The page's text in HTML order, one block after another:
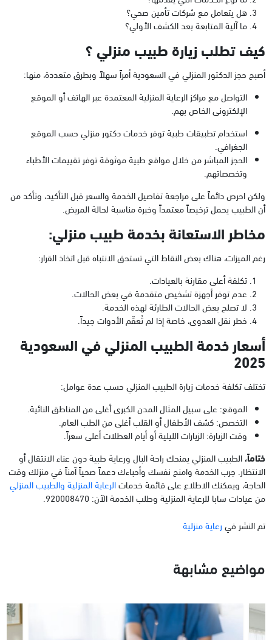
هل يتعامل مع شركات تأمين صحي؟
ما آلية المتابعة بعد الكشف الأولي؟
كيف تطلب زيارة طبيب منزلي ؟
أصبح حجز الدكتور المنزلي في السعودية أمراً سهلاً وبطرق متعددة، منها:
التواصل مع مراكز الرعاية المنزلية المعتمدة عبر الهاتف أو الموقع
الإلكترونى الخاص بهم.
استخدام تطبيقات طبية توفر خدمات دكتور منزلي حسب الموقع
الجغرافي.
الحجز المباشر من خلال مواقع طبية موثوقة توفر تقييمات الأطباء
وتخصصاتهم.
ولكن احرص دائماً على مراجعة تفاصيل الخدمة والسعر قبل التأكيد، وتأكد من
أن الطبيب يحمل ترخيصاً معتمداً وخبرة مناسبة لحالة المريض.
مخاطر الاستعانة بخدمة طبيب منزلي:
رغم الميزات، هناك بعض النقاط التي تستحق الانتباه قبل اتخاذ القرار:
تكلفة أعلى مقارنة بالعيادات.
عدم توفر أجهزة تشخيص متقدمة في بعض الحالات.
لا تصلح بعض الحالات الطارئة لهذه الخدمة.
خطر نقل العدوى، خاصة إذا لم تُعقّم الأدوات جيداً.
أسعار خدمة الطبيب المنزلي في السعودية
2025
تختلف تكلفة خدمات زيارة الطبيب المنزلي حسب عدة عوامل:
الموقع: على سبيل المثال المدن الكبرى أغلى من المناطق النائية.
التخصص: كشف الأطفال أو القلب أغلى من الطب العام.
وقت الزيارة: الزيارات الليلية أو أيام العطلات أعلى سعراً.
ختاماً،الطبيب المنزلي يمنحك راحة البال ورعاية طبية دون عناء الانتقال أو
الانتظار. جرب الخدمة وامنح نفسك وأحباءك دعماً صحياً آمناً في منزلك وقت
الحاجة، ويمكنك الاطلاع على قائمة خدماتالرعاية المنزلية والطبيب المنزلي
من عيادات سابا للرعاية المنزلية وطلب الخدمة الآن: 920008470.
تم النشر في رعاية منزلية
مواضيع مشابهة